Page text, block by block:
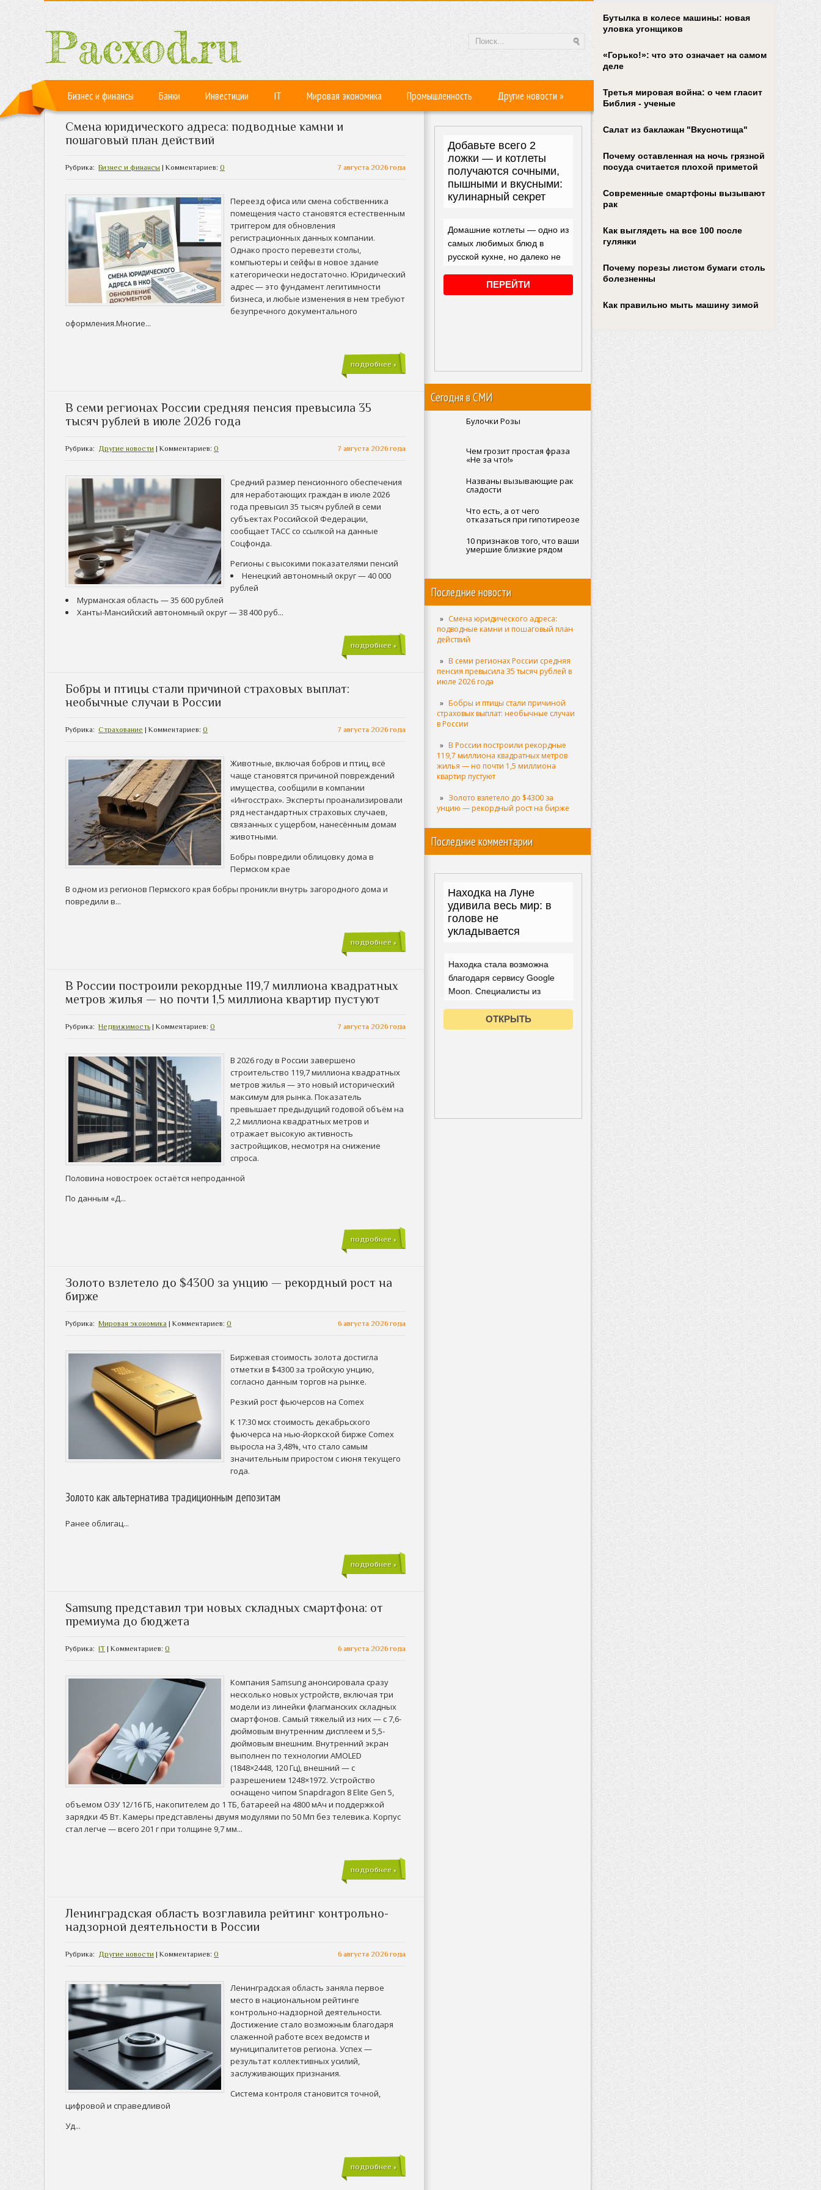
Бизнес и финансы Банки Инвестиции IT Мировая экономика Промышленность Другие новости »
Сегодня в СМИ
Булочки Розы
Чем грозит простая фраза
«Не за что!»
Названы вызывающие рак
сладости
Что есть, а от чего
отказаться при гипотиреозе
10 признаков того, что ваши
умершие близкие рядом
Последние новости
Смена юридического адреса:
подводные камни и пошаговый план
действий
В семи регионах России средняя
пенсия превысила 35 тысяч рублей в
июле 2026 года
Бобры и птицы стали причиной
страховых выплат: необычные случаи
в России
В России построили рекордные
119,7 миллиона квадратных метров
жилья — но почти 1,5 миллиона
квартир пустуют
Золото взлетело до $4300 за
унцию — рекордный рост на бирже
Последние комментарии
Смена юридического адреса: подводные камни и
пошаговый план действий
7 августа 2026 года
Рубрика: Бизнес и финансы | Комментариев: 0
Переезд офиса или смена собственника
помещения часто становятся естественным
триггером для обновления
регистрационных данных компании.
Однако просто перевезти столы,
компьютеры и сейфы в новое здание
категорически недостаточно. Юридический
адрес — это фундамент легитимности
бизнеса, и любые изменения в нем требуют
безупречного документального
оформления.Многие...
подробнее »
В семи регионах России средняя пенсия превысила 35
тысяч рублей в июле 2026 года
7 августа 2026 года
Рубрика: Другие новости | Комментариев: 0
Средний размер пенсионного обеспечения
для неработающих граждан в июле 2026
года превысил 35 тысяч рублей в семи
субъектах Российской Федерации,
сообщает ТАСС со ссылкой на данные
Соцфонда.
Регионы с высокими показателями пенсий
Ненецкий автономный округ — 40 000
рублей
Мурманская область — 35 600 рублей
Ханты-Мансийский автономный округ — 38 400 руб...
подробнее »
Бобры и птицы стали причиной страховых выплат:
необычные случаи в России
7 августа 2026 года
Рубрика: Страхование | Комментариев: 0
Животные, включая бобров и птиц, всё
чаще становятся причиной повреждений
имущества, сообщили в компании
«Ингосстрах». Эксперты проанализировали
ряд нестандартных страховых случаев,
связанных с ущербом, нанесённым домам
животными.
Бобры повредили облицовку дома в
Пермском крае
В одном из регионов Пермского края бобры проникли внутрь загородного дома и
повредили в...
подробнее »
В России построили рекордные 119,7 миллиона квадратных
метров жилья — но почти 1,5 миллиона квартир пустуют
7 августа 2026 года
Рубрика: Недвижимость | Комментариев: 0
В 2026 году в России завершено
строительство 119,7 миллиона квадратных
метров жилья — это новый исторический
максимум для рынка. Показатель
превышает предыдущий годовой объём на
2,2 миллиона квадратных метров и
отражает высокую активность
застройщиков, несмотря на снижение
спроса.
Половина новостроек остаётся непроданной
По данным «Д...
подробнее »
Золото взлетело до $4300 за унцию — рекордный рост на
бирже
6 августа 2026 года
Рубрика: Мировая экономика | Комментариев: 0
Биржевая стоимость золота достигла
отметки в $4300 за тройскую унцию,
согласно данным торгов на рынке.
Резкий рост фьючерсов на Comex
К 17:30 мск стоимость декабрьского
фьючерса на нью-йоркской бирже Comex
выросла на 3,48%, что стало самым
значительным приростом с июня текущего
года.
Золото как альтернатива традиционным депозитам
Ранее облигац...
подробнее »
Samsung представил три новых складных смартфона: от
премиума до бюджета
6 августа 2026 года
Рубрика: IT | Комментариев: 0
Компания Samsung анонсировала сразу
несколько новых устройств, включая три
модели из линейки флагманских складных
смартфонов. Самый тяжелый из них — с 7,6-
дюймовым внутренним дисплеем и 5,5-
дюймовым внешним. Внутренний экран
выполнен по технологии AMOLED
(1848×2448, 120 Гц), внешний — с
разрешением 1248×1972. Устройство
оснащено чипом Snapdragon 8 Elite Gen 5,
объемом ОЗУ 12/16 ГБ, накопителем до 1 ТБ, батареей на 4800 мАч и поддержкой
зарядки 45 Вт. Камеры представлены двумя модулями по 50 Мп без телевика. Корпус
стал легче — всего 201 г при толщине 9,7 мм...
подробнее »
Ленинградская область возглавила рейтинг контрольно-
надзорной деятельности в России
6 августа 2026 года
Рубрика: Другие новости | Комментариев: 0
Ленинградская область заняла первое
место в национальном рейтинге
контрольно-надзорной деятельности.
Достижение стало возможным благодаря
слаженной работе всех ведомств и
муниципалитетов региона. Успех —
результат коллективных усилий,
заслуживающих признания.
Система контроля становится точной,
цифровой и справедливой
Уд...
подробнее »
Бутылка в колесе машины: новая
уловка угонщиков
«Горько!»: что это означает на самом
деле
Третья мировая война: о чем гласит
Библия - ученые
Салат из баклажан "Вкуснотища"
Почему оставленная на ночь грязной
посуда считается плохой приметой
Современные смартфоны вызывают
рак
Как выглядеть на все 100 после
гулянки
Почему порезы листом бумаги столь
болезненны
Как правильно мыть машину зимой